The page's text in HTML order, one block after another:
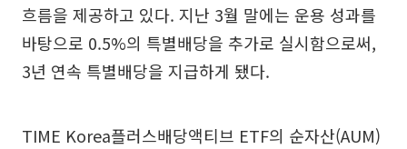
흐름을 제공하고 있다. 지난 3월 말에는 운용 성과를
바탕으로 0.5%의 특별배당을 추가로 실시함으로써,
3년 연속 특별배당을 지급하게 됐다.
TIME Korea플러스배당액티브 ETF의 순자산(AUM)